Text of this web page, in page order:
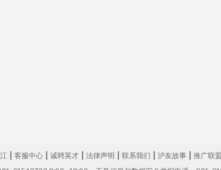
客服中心 诚聘英才 法律声明 联系我们 沪友故事
推广联盟